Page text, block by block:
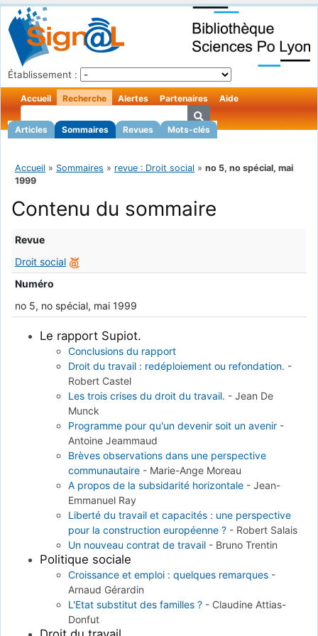
Établissement :
Accueil Recherche
Articles Sommaires Revues Mots-clés
Alertes Partenaires Aide
Accueil » Sommaires » revue : Droit social » no 5, no spécial, mai
1999
Contenu du sommaire
Revue
Droit social
Numéro
no 5, no spécial, mai 1999
Le rapport Supiot.
Conclusions du rapport
Droit du travail : redéploiement ou refondation. -
Robert Castel
Les trois crises du droit du travail. - Jean De
Munck
Programme pour qu'un devenir soit un avenir -
Antoine Jeammaud
Brèves observations dans une perspective
communautaire - Marie-Ange Moreau
A propos de la subsidarité horizontale - Jean-
Emmanuel Ray
Liberté du travail et capacités : une perspective
pour la construction européenne ? - Robert Salais
Un nouveau contrat de travail - Bruno Trentin
Politique sociale
Croissance et emploi : quelques remarques -
Arnaud Gérardin
L'Etat substitut des familles ? - Claudine Attias-
Donfut